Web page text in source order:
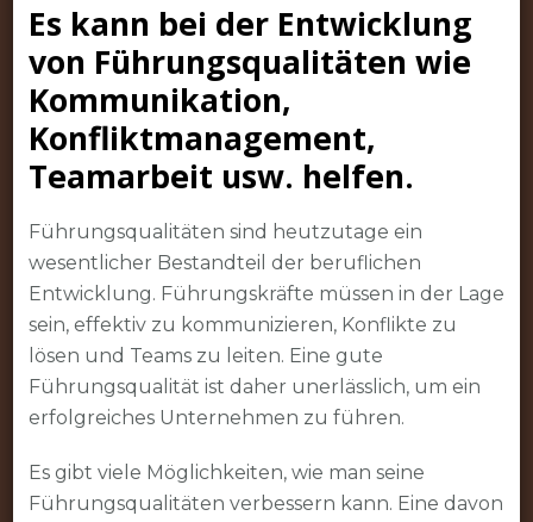
Es kann bei der Entwicklung
von Führungsqualitäten wie
Kommunikation,
Konfliktmanagement,
Teamarbeit usw. helfen.
Führungsqualitäten sind heutzutage ein
wesentlicher Bestandteil der beruflichen
Entwicklung. Führungskräfte müssen in der Lage
sein, effektiv zu kommunizieren, Konflikte zu
lösen und Teams zu leiten. Eine gute
Führungsqualität ist daher unerlässlich, um ein
erfolgreiches Unternehmen zu führen.
Es gibt viele Möglichkeiten, wie man seine
Führungsqualitäten verbessern kann. Eine davon